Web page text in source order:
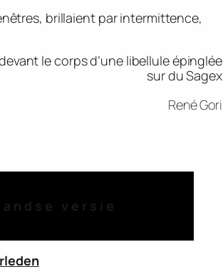
brillaient par intermittence,
le corps d’une libellule épinglée
sur du Sagex
René Gori
versie